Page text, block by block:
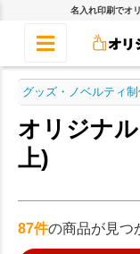
名入れ印刷でオ
グッズ・ノベルティ
オリジナ
上)
87件の商品が見つ